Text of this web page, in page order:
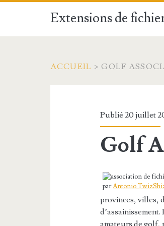
Extensions de
ACCUEIL > GOLF
Publié 20 juillet
Golf
parAntonio
provinces, villes,
amateurs de golf,